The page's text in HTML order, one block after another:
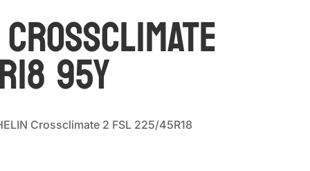
95Y
Crossclimate 2 FSL 225/45R18